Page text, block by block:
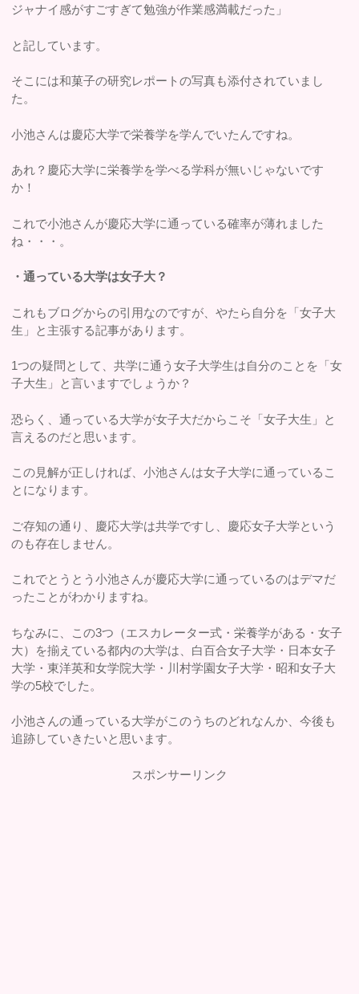
ジャナイ感がすごすぎて勉強が作業感満載だった」
と記しています。
そこには和菓子の研究レポートの写真も添付されていまし
た。
小池さんは慶応大学で栄養学を学んでいたんですね。
あれ？慶応大学に栄養学を学べる学科が無いじゃないです
か！
これで小池さんが慶応大学に通っている確率が薄れました
ね・・・。
・通っている大学は女子大？
これもブログからの引用なのですが、やたら自分を「女子大
生」と主張する記事があります。
1つの疑問として、共学に通う女子大学生は自分のことを「女
子大生」と言いますでしょうか？
恐らく、通っている大学が女子大だからこそ「女子大生」と
言えるのだと思います。
この見解が正しければ、小池さんは女子大学に通っているこ
とになります。
ご存知の通り、慶応大学は共学ですし、慶応女子大学という
のも存在しません。
これでとうとう小池さんが慶応大学に通っているのはデマだ
ったことがわかりますね。
ちなみに、この3つ（エスカレーター式・栄養学がある・女子
大）を揃えている都内の大学は、白百合女子大学・日本女子
大学・東洋英和女学院大学・川村学園女子大学・昭和女子大
学の5校でした。
小池さんの通っている大学がこのうちのどれなんか、今後も
追跡していきたいと思います。
スポンサーリンク